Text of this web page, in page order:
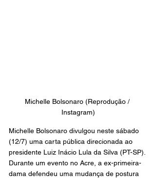
Michelle Bolsonaro (Reprodução /
Instagram)
Michelle Bolsonaro divulgou neste sábado
(12/7) uma carta pública direcionada ao
presidente Luiz Inácio Lula da Silva (PT-SP).
Durante um evento no Acre, a ex-primeira-
dama defendeu uma mudança de postura